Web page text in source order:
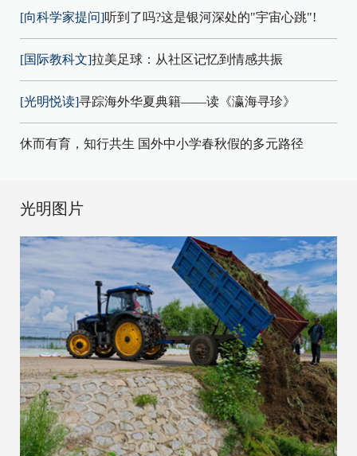
[向科学家提问]听到了吗?这是银河深处的"宇宙心跳"!
[国际教科文]拉美足球：从社区记忆到情感共振
[光明悦读]寻踪海外华夏典籍——读《瀛海寻珍》
休而有育，知行共生 国外中小学春秋假的多元路径
光明图片